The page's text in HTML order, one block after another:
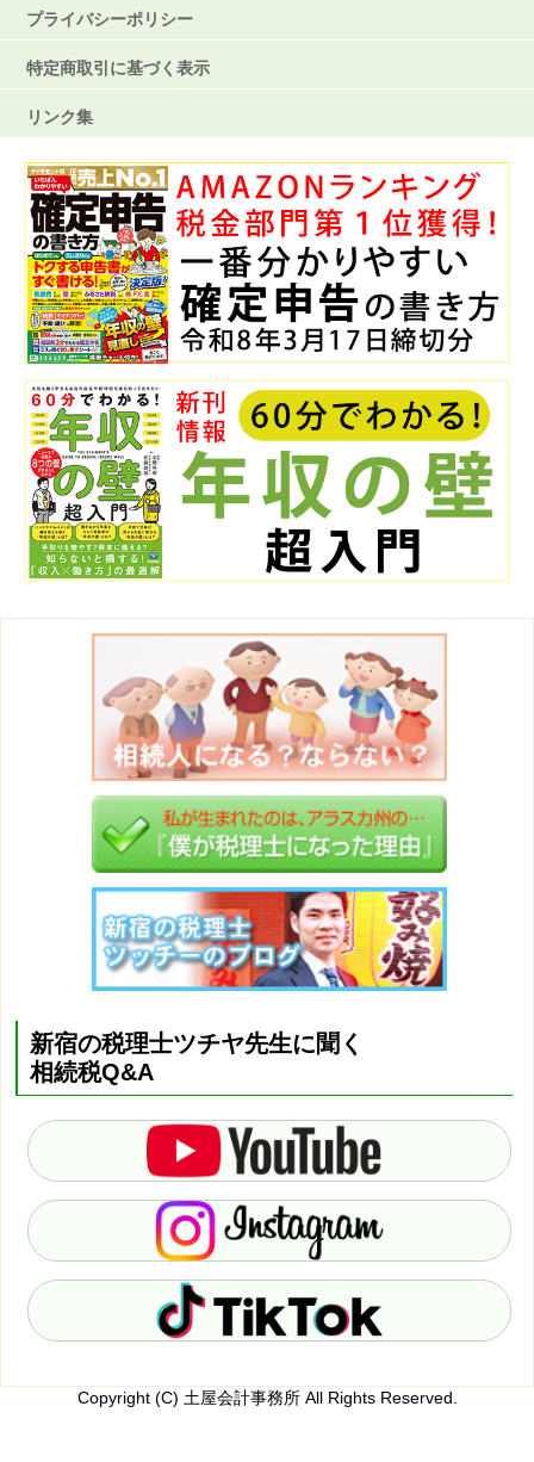
プライバシーポリシー
特定商取引に基づく表示
リンク集
新宿の税理士ツチヤ先生に聞く
相続税Q&A
Copyright (C) 土屋会計事務所 All Rights Reserved.